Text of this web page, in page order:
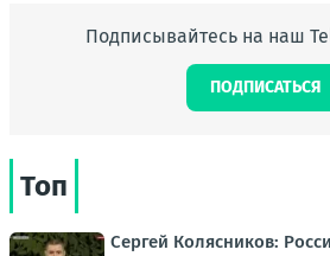
Подписывайтесь на наш
ПОДПИСАТЬСЯ
Топ
Сергей Колясников: